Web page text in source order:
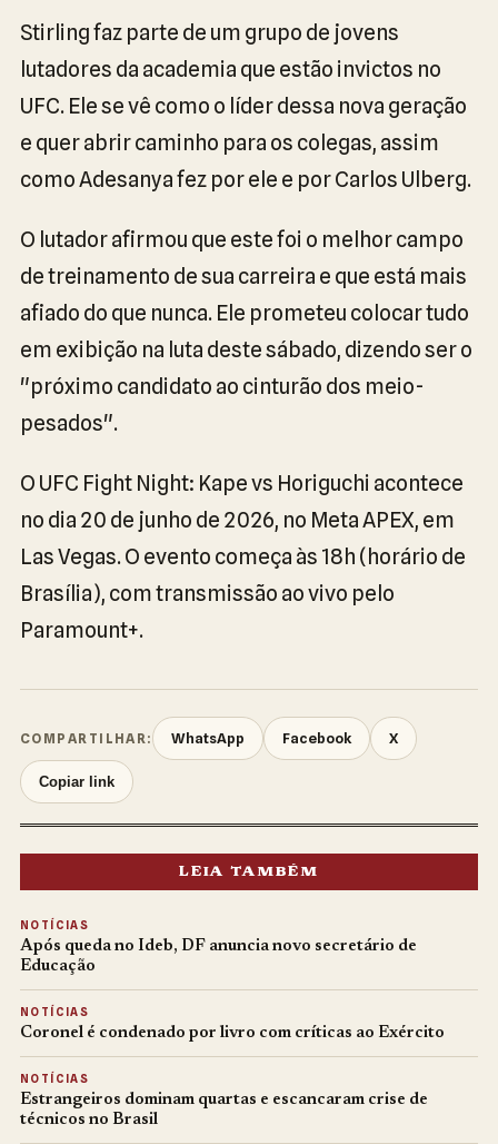
Stirling faz parte de um grupo de jovens
lutadores da academia que estão invictos no
UFC. Ele se vê como o líder dessa nova geração
e quer abrir caminho para os colegas, assim
como Adesanya fez por ele e por Carlos Ulberg.
O lutador afirmou que este foi o melhor campo
de treinamento de sua carreira e que está mais
afiado do que nunca. Ele prometeu colocar tudo
em exibição na luta deste sábado, dizendo ser o
"próximo candidato ao cinturão dos meio-
pesados".
O UFC Fight Night: Kape vs Horiguchi acontece
no dia 20 de junho de 2026, no Meta APEX, em
Las Vegas. O evento começa às 18h (horário de
Brasília), com transmissão ao vivo pelo
Paramount+.
COMPARTILHAR: WhatsApp Facebook X
Copiar link
LEIA TAMBÉM
NOTÍCIAS
Após queda no Ideb, DF anuncia novo secretário de
Educação
NOTÍCIAS
Coronel é condenado por livro com críticas ao Exército
NOTÍCIAS
Estrangeiros dominam quartas e escancaram crise de
técnicos no Brasil